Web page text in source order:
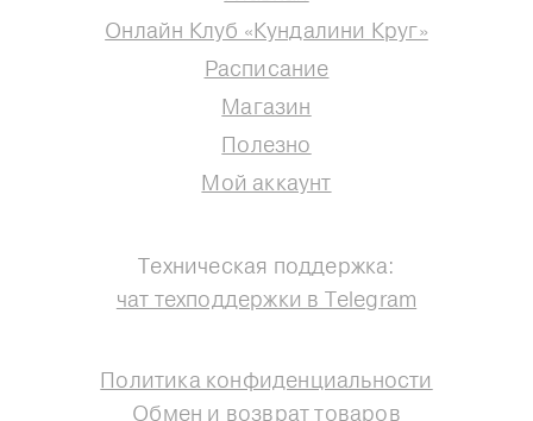
Онлайн Клуб «Кундалини Круг»
Расписание
Магазин
Полезно
Мой аккаунт
Техническая поддержка:
чат техподдержки в Telegram
Политика конфиденциальности
Обмен и возврат товаров